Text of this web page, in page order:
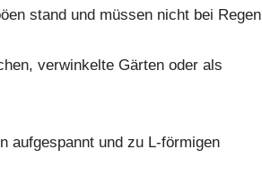
stand und müssen nicht bei Regen
verwinkelte Gärten oder als
aufgespannt und zu L-förmigen